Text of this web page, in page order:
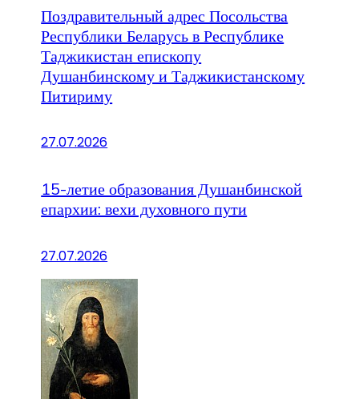
Поздравительный адрес Посольства
Республики Беларусь в Республике
Таджикистан епископу
Душанбинскому и Таджикистанскому
Питириму
27.07.2026
15-летие образования Душанбинской
епархии: вехи духовного пути
27.07.2026